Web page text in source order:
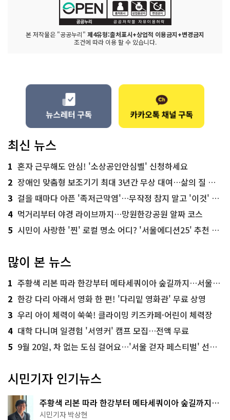
본 저작물은 "공공누리" 제4유형:출처표시+상업적 이용금지+변경금지
조건에 따라 이용 할 수 있습니다.
최신 뉴스
1 혼자 근무해도 안심! '소상공인안심벨' 신청하세요
2 장애인 맞춤형 보조기기 최대 3년간 무상 대여…삶의 질 높인다
3 걸을 때마다 아픈 '족저근막염'…무작정 참지 말고 '이것' 해보세요!
4 먹거리부터 야경 라이브까지…망원한강공원 알짜 코스
5 시민이 사랑한 '찐' 로컬 명소 어디? '서울에디션25' 추천 코스
많이 본 뉴스
1 주황색 리본 따라 한강부터 메타세쿼이아 숲길까지…서울둘레길 15코스
2 한강 다리 아래서 영화 한 편! '다리밑 영화관' 무료 상영
3 우리 아이 체력이 쑥쑥! 클라이밍 키즈카페·어린이 체력장
4 대학 다니며 일경험 '서영커' 캠프 모집…전액 무료
5 9월 20일, 차 없는 도심 걸어요…'서울 걷자 페스티벌' 선착순 5천명
시민기자 인기뉴스
주황색 리본 따라 한강부터 메타세쿼이아 숲길까지…
서울둘레길 15코스
시민기자 박상현